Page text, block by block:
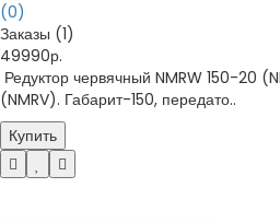
(0)
Заказы (1)
49990р.
Редуктор червячный NMRW 150-20
(NMRV). Габарит-150, передато..
Купить